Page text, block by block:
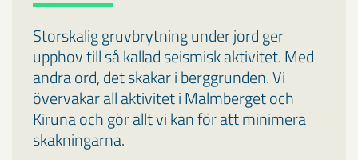
Storskalig gruvbrytning under jord ger
upphov till så kallad seismisk aktivitet. Med
andra ord, det skakar i berggrunden. Vi
övervakar all aktivitet i Malmberget och
Kiruna och gör allt vi kan för att minimera
skakningarna.